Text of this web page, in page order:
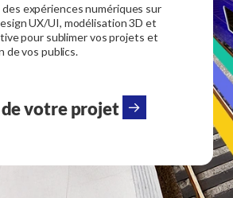
expériences numériques sur
UX/UI, modélisation 3D et
pour sublimer vos projets et
de vos publics.
votre projet